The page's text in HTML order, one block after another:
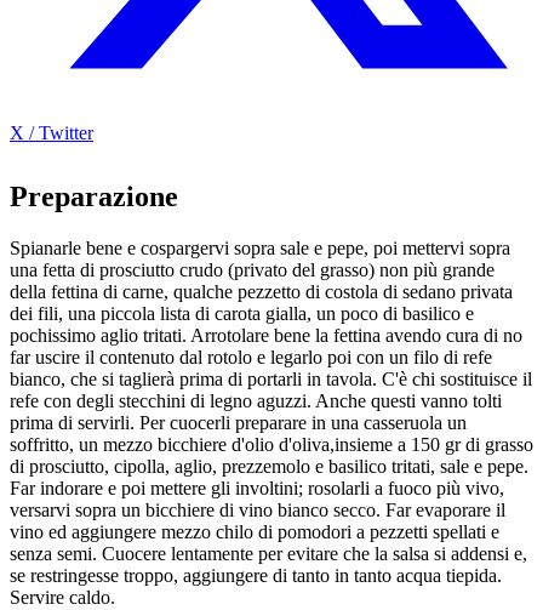
X / Twitter
Preparazione
Spianarle bene e cospargervi sopra sale e pepe, poi mettervi sopra
una fetta di prosciutto crudo (privato del grasso) non più grande
della fettina di carne, qualche pezzetto di costola di sedano privata
dei fili, una piccola lista di carota gialla, un poco di basilico e
pochissimo aglio tritati. Arrotolare bene la fettina avendo cura di no
far uscire il contenuto dal rotolo e legarlo poi con un filo di refe
bianco, che si taglierà prima di portarli in tavola. C'è chi sostituisce il
refe con degli stecchini di legno aguzzi. Anche questi vanno tolti
prima di servirli. Per cuocerli preparare in una casseruola un
soffritto, un mezzo bicchiere d'olio d'oliva,insieme a 150 gr di grasso
di prosciutto, cipolla, aglio, prezzemolo e basilico tritati, sale e pepe.
Far indorare e poi mettere gli involtini; rosolarli a fuoco più vivo,
versarvi sopra un bicchiere di vino bianco secco. Far evaporare il
vino ed aggiungere mezzo chilo di pomodori a pezzetti spellati e
senza semi. Cuocere lentamente per evitare che la salsa si addensi e,
se restringesse troppo, aggiungere di tanto in tanto acqua tiepida.
Servire caldo.